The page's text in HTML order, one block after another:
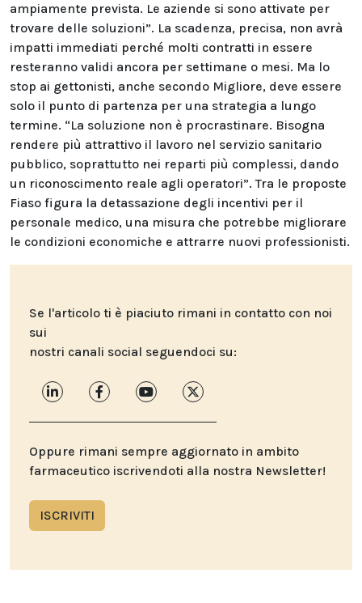
ampiamente prevista. Le aziende si sono attivate per
trovare delle soluzioni”. La scadenza, precisa, non avrà
impatti immediati perché molti contratti in essere
resteranno validi ancora per settimane o mesi. Ma lo
stop ai gettonisti, anche secondo Migliore, deve essere
solo il punto di partenza per una strategia a lungo
termine. “La soluzione non è procrastinare. Bisogna
rendere più attrattivo il lavoro nel servizio sanitario
pubblico, soprattutto nei reparti più complessi, dando
un riconoscimento reale agli operatori”. Tra le proposte
Fiaso figura la detassazione degli incentivi per il
personale medico, una misura che potrebbe migliorare
le condizioni economiche e attrarre nuovi professionisti.
Se l'articolo ti è piaciuto rimani in contatto con noi
sui
nostri canali social seguendoci su:
Oppure rimani sempre aggiornato in ambito
farmaceutico iscrivendoti alla nostra Newsletter!
ISCRIVITI